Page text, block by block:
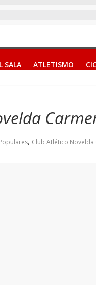
SALA ATLETISMO
, Club Atlético Novelda